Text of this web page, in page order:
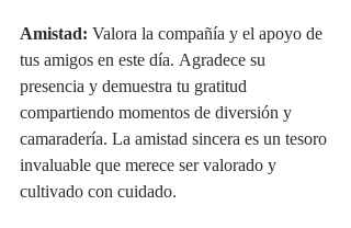
Amistad: Valora la compañía y el apoyo de
tus amigos en este día. Agradece su
presencia y demuestra tu gratitud
compartiendo momentos de diversión y
camaradería. La amistad sincera es un tesoro
invaluable que merece ser valorado y
cultivado con cuidado.